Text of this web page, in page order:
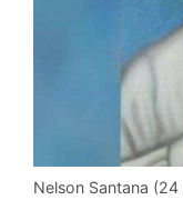
Nelson Santana